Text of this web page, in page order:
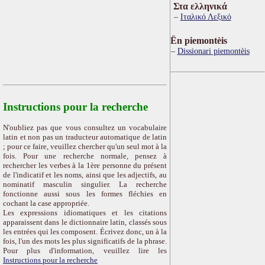
Instructions pour la recherche
N'oubliez pas que vous consultez un vocabulaire
latin et non pas un traducteur automatique de latin
; pour ce faire, veuillez chercher qu'un seul mot à la
fois. Pour une recherche normale, pensez à
rechercher les verbes à la 1ère personne du présent
de l'indicatif et les noms, ainsi que les adjectifs, au
nominatif masculin singulier. La recherche
fonctionne aussi sous les formes fléchies en
cochant la case appropriée.
Les expressions idiomatiques et les citations
apparaissent dans le dictionnaire latin, classés sous
les entrées qui les composent. Écrivez donc, un à la
fois, l'un des mots les plus significatifs de la phrase.
Pour plus d'information, veuillez lire les
Instructions pour la recherche
Στα ελληνικά
Ιταλικό Λεξικό
Ën piemontèis
Dissionari piemontèis